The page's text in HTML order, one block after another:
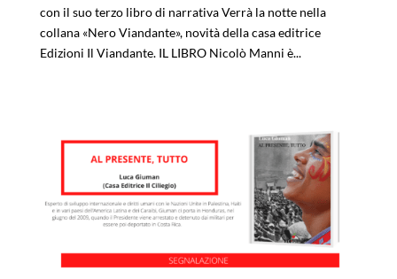
con il suo terzo libro di narrativa Verrà la notte nella
collana «Nero Viandante», novità della casa editrice
Edizioni Il Viandante. IL LIBRO Nicolò Manni è...